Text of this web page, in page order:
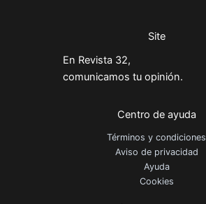
Site
En Revista 32,
comunicamos tu opinión.
Centro de ayuda
Términos y condiciones
Aviso de privacidad
Ayuda
Cookies